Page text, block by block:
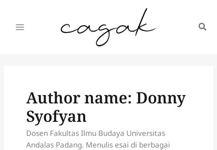
konten
Author name: Donny
Syofyan
Dosen Fakultas Ilmu Budaya Universitas
Andalas Padang. Menulis esai di berbagai